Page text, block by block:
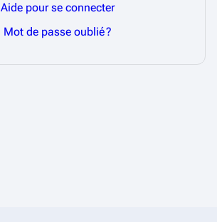
Aide pour se connecter
Mot de passe oublié ?